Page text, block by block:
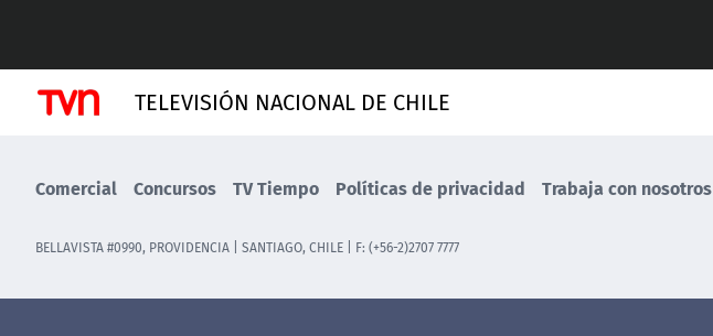
TELEVISIÓN NACIONAL DE CHILE
Comercial Concursos TV Tiempo Políticas de privacidad Trabaja con nosotros
BELLAVISTA #0990, PROVIDENCIA | SANTIAGO, CHILE | F: (+56-2)2707 7777